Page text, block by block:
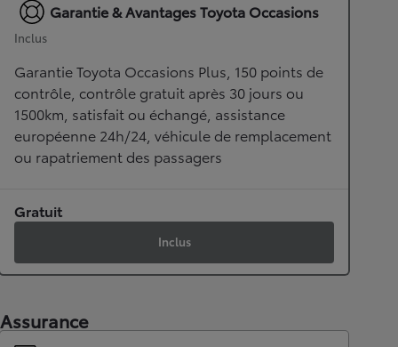
Garantie & Avantages Toyota Occasions
Inclus
Garantie Toyota Occasions Plus, 150 points de
contrôle, contrôle gratuit après 30 jours ou
1500km, satisfait ou échangé, assistance
européenne 24h/24, véhicule de remplacement
ou rapatriement des passagers
Gratuit
Inclus
Assurance